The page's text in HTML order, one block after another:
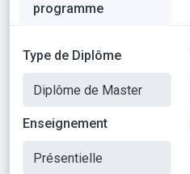
programme
Type de Diplôme
Enseignement